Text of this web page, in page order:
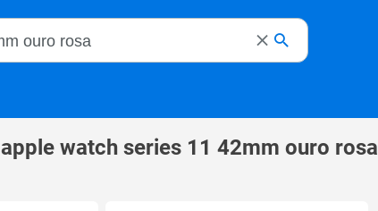
apple watch series 11 42mm ouro rosa